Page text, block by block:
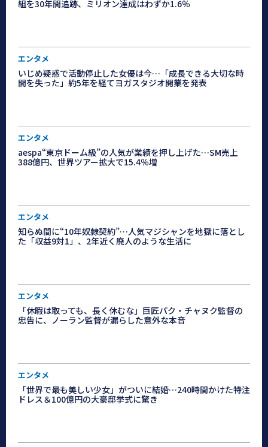
組を30年間追跡、ミリオン達成はわずか1.6％
エンタメ
いじめ疑惑で活動停止した女優は今…「成長できる大切な時
間を失った」約5年を経てヨガスタジオ開業を発表
エンタメ
aespa“東京ドーム級”の人気が業績を押し上げた…SM売上
388億円、世界ツアー拡大で15.4％増
エンタメ
知らぬ間に“10年奴隷契約”…人気マジシャンを地獄に落とし
た「収益9対1」、2年近く廃人のような生活に
エンタメ
「休暇は取っても、長く休むな」巨匠パク・チャヌク監督の
忠告に、ノーラン監督が漏らした意外な本音
エンタメ
「世界で最も美しい少女」がついに結婚…240時間かけた特注
ドレス＆100億円の大豪邸挙式に驚き